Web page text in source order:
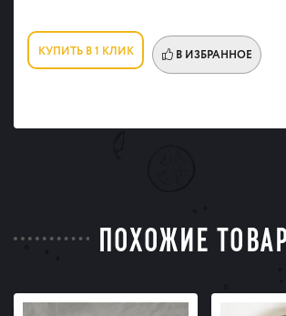
КУПИТЬ В 1 КЛИК В ИЗБРАННОЕ
ПОХОЖИЕ